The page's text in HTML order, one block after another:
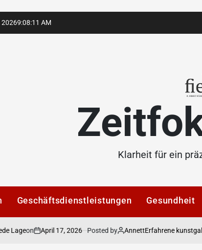
20269:08:12 AM
Klarheit für ein
Geschäftsdienstleistungen Gesundheit
on April 17, 2026 Posted by AnnettErfahrene kunstgalerie